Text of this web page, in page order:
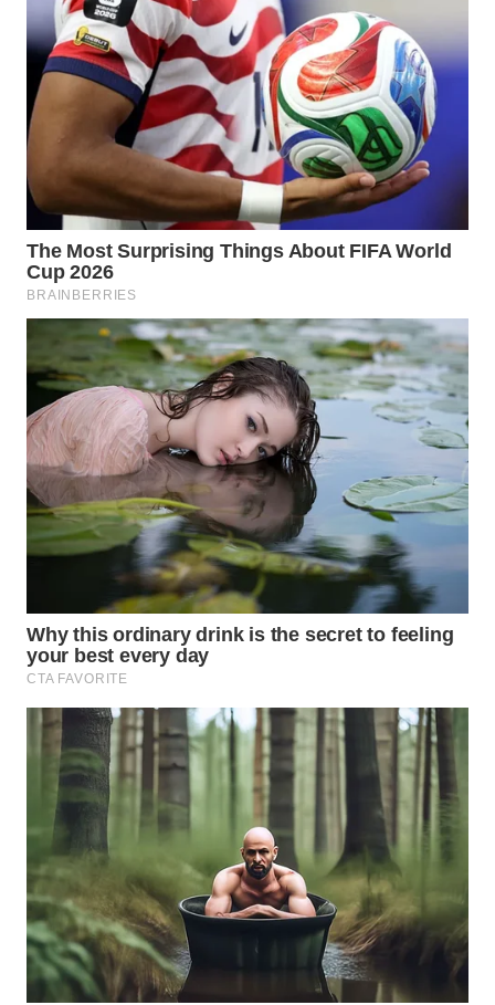
WAHANA
LISTRIK
WAHANA
TV
WAHANANEWS
ID
WAHANANEWS
CO ID
WAHANANEWS
NET
WAHANA
SPORT
UMKM
WAHANA
SELEB
WAHANA
PERSONA
WAHANA
OTOMOTIF
WAHANA
HEALTH